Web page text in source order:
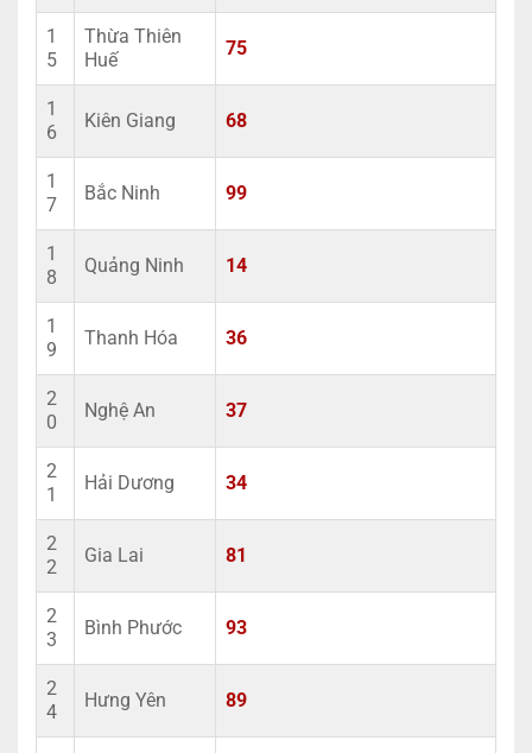
1
5
Thừa Thiên
Huế
75
1
6
Kiên Giang 68
1
7
Bắc Ninh 99
1
8
Quảng Ninh 14
1
9
Thanh Hóa 36
2
0
Nghệ An 37
2
1
Hải Dương 34
2
2
Gia Lai 81
2
3
Bình Phước 93
2
4
Hưng Yên 89